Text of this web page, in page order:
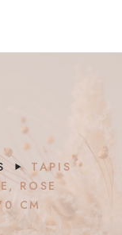
TAPIS
ROSE
CM